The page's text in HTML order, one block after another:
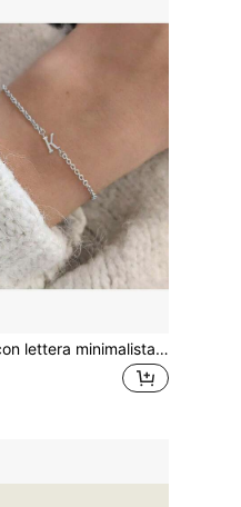
Braccialetto con lettera minimalista, in acciaio inossidabile, unico e raffinato, regalo ideale per lei, adatto per anniversario, laurea, ballo, festa, ritorno a scuola, ufficio, scuola, aula, festa degli insegnanti